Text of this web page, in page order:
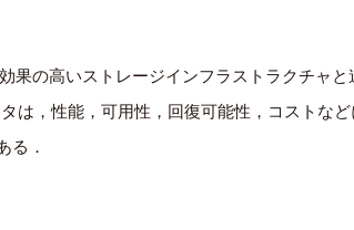
の高いストレージインフラストラクチャ
は，性能，可用性，回復可能性，コストな
る．